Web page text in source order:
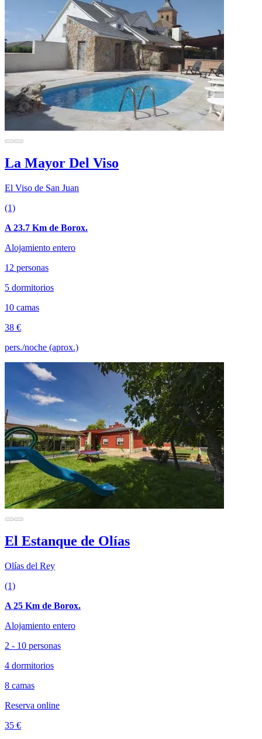
La Mayor Del Viso
El Viso de San Juan
(1)
A 23.7 Km de Borox.
Alojamiento entero
12 personas
5 dormitorios
10 camas
38 €
pers./noche (aprox.)
El Estanque de Olías
Olías del Rey
(1)
A 25 Km de Borox.
Alojamiento entero
2 - 10 personas
4 dormitorios
8 camas
Reserva online
35 €